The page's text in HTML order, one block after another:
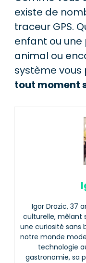
existe de
traceur GPS.
enfant ou une
animal ou
système
tout moment
Igor Drazic, 37
culturelle, mêlant
une curiosité sans
notre monde
technologie
gastronomie, sa